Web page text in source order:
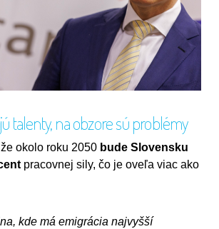
talenty, na obzore sú problémy
okolo roku 2050 bude Slovensku
pracovnej sily, čo je oveľa viac ako
kde má emigrácia najvyšší